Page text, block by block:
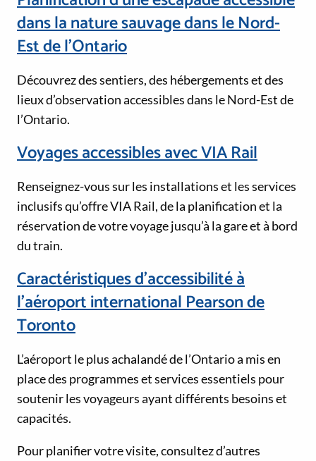
dans la nature sauvage dans le Nord-
Est de l’Ontario
Découvrez des sentiers, des hébergements et des
lieux d’observation accessibles dans le Nord-Est de
l’Ontario.
Voyages accessibles avec VIA Rail
Renseignez-vous sur les installations et les services
inclusifs qu’offre VIA Rail, de la planification et la
réservation de votre voyage jusqu’à la gare et à bord
du train.
Caractéristiques d’accessibilité à
l’aéroport international Pearson de
Toronto
L’aéroport le plus achalandé de l’Ontario a mis en
place des programmes et services essentiels pour
soutenir les voyageurs ayant différents besoins et
capacités.
Pour planifier votre visite, consultez d’autres